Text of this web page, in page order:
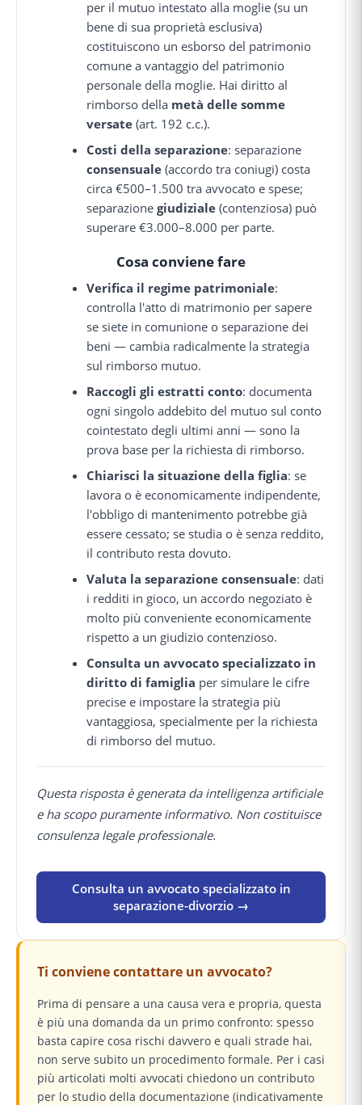
per il mutuo intestato alla moglie (su un
bene di sua proprietà esclusiva)
costituiscono un esborso del patrimonio
comune a vantaggio del patrimonio
personale della moglie. Hai diritto al
rimborso della metà delle somme
versate (art. 192 c.c.).
Costi della separazione: separazione
consensuale (accordo tra coniugi) costa
circa €500–1.500 tra avvocato e spese;
separazionegiudiziale (contenziosa) può
superare €3.000–8.000 per parte.
Cosa conviene fare
Verifica il regime patrimoniale:
controlla l'atto di matrimonio per sapere
se siete in comunione o separazione dei
beni — cambia radicalmente la strategia
sul rimborso mutuo.
Raccogli gli estratti conto: documenta
ogni singolo addebito del mutuo sul conto
cointestato degli ultimi anni — sono la
prova base per la richiesta di rimborso.
Chiarisci la situazione della figlia: se
lavora o è economicamente indipendente,
l'obbligo di mantenimento potrebbe già
essere cessato; se studia o è senza reddito,
il contributo resta dovuto.
Valuta la separazione consensuale: dati
i redditi in gioco, un accordo negoziato è
molto più conveniente economicamente
rispetto a un giudizio contenzioso.
Consulta un avvocato specializzato in
diritto di famiglia per simulare le cifre
precise e impostare la strategia più
vantaggiosa, specialmente per la richiesta
di rimborso del mutuo.
Questa risposta è generata da intelligenza artificiale
e ha scopo puramente informativo. Non costituisce
consulenza legale professionale.
Consulta un avvocato specializzato in
separazione-divorzio →
Ti conviene contattare un avvocato?
Prima di pensare a una causa vera e propria, questa
è più una domanda da un primo confronto: spesso
basta capire cosa rischi davvero e quali strade hai,
non serve subito un procedimento formale. Per i casi
più articolati molti avvocati chiedono un contributo
per lo studio della documentazione (indicativamente